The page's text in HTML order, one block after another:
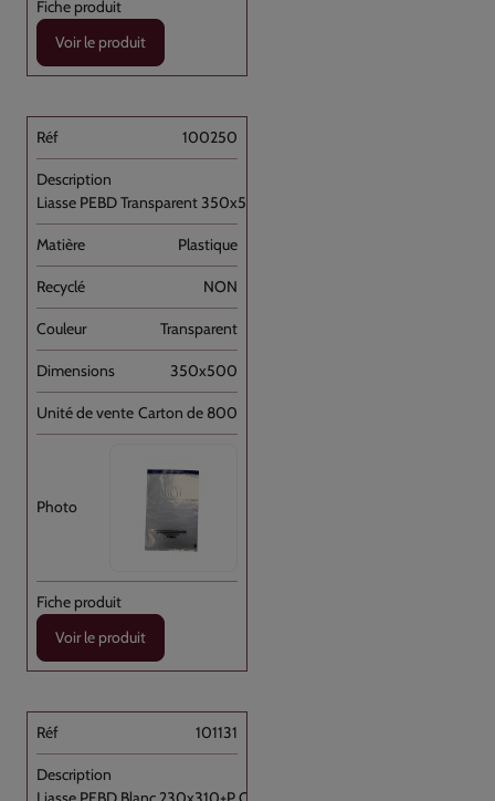
Voir le produit
100250
Liasse PEBD Transparent 350x500+P [...]
Plastique
NON
Transparent
350x500
Carton de 800
Voir le produit
101131